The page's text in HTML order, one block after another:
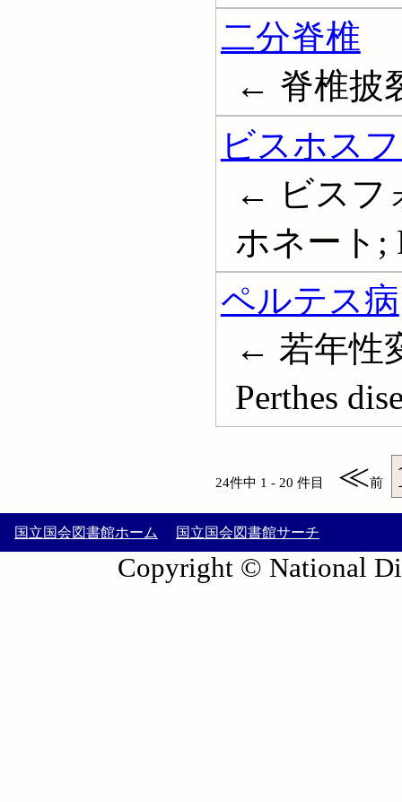
二分脊椎
← 脊椎披
ビスホス
← ビスフ
ホネート;
ペルテス病
← 若年性
Perthes
24件中 1 - 20 件目 ≪前
国立国会図書館ホーム 国立国会図書館サーチ
Copyright © National